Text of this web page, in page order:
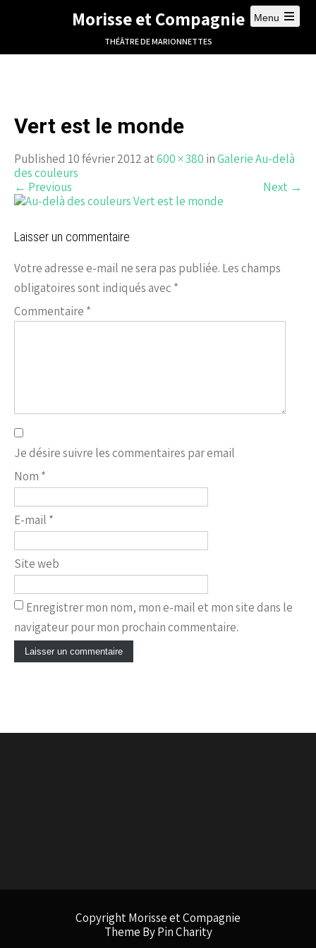
Morisse et Compagnie
THÉÂTRE DE MARIONNETTES
Menu
Vert est le monde
Published 10 février 2012 at600 × 380 inGalerie Au-delà
des couleurs
← Previous Next →
Laisser un commentaire
Votre adresse e-mail ne sera pas publiée. Les champs
obligatoires sont indiqués avec *
Commentaire *
Je désire suivre les commentaires par email
Nom *
E-mail *
Site web
Enregistrer mon nom, mon e-mail et mon site dans le
navigateur pour mon prochain commentaire.
Copyright Morisse et Compagnie
Theme By Pin Charity